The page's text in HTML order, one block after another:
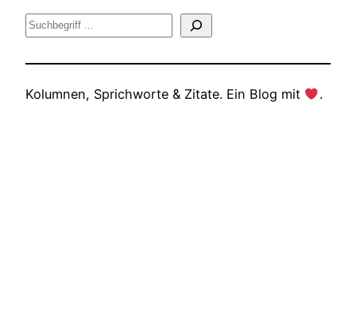
Suche
Kolumnen, Sprichworte & Zitate. Ein Blog mit .